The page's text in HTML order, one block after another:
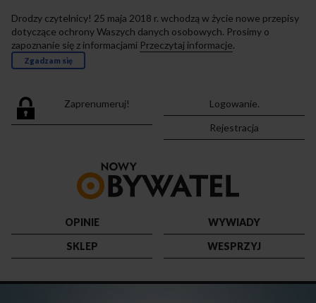
Drodzy czytelnicy! 25 maja 2018 r. wchodzą w życie nowe przepisy
dotyczące ochrony Waszych danych osobowych. Prosimy o
zapoznanie się z informacjami Przeczytaj informacje.
Zgadzam się
Zaprenumeruj!
Logowanie.
Rejestracja
strony
OPINIE
WYWIADY
SKLEP
WESPRZYJ